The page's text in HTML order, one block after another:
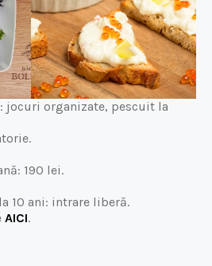
organizate, pescuit la
190 lei.
10 ani: intrare liberă.
AICI.